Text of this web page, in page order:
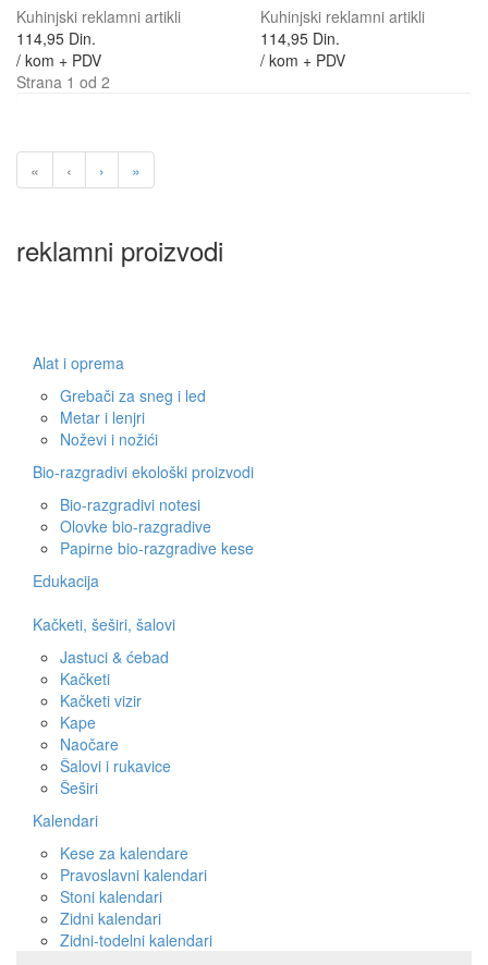
Kuhinjski reklamni artikli
114,95 Din.
/ kom + PDV
Kuhinjski reklamni artikli
114,95 Din.
/ kom + PDV
Strana 1 od 2
« ‹ › »
reklamni proizvodi
Alat i oprema
Grebači za sneg i led
Metar i lenjri
Noževi i nožići
Bio-razgradivi ekološki proizvodi
Bio-razgradivi notesi
Olovke bio-razgradive
Papirne bio-razgradive kese
Edukacija
Kačketi, šeširi, šalovi
Jastuci & ćebad
Kačketi
Kačketi vizir
Kape
Naočare
Šalovi i rukavice
Šeširi
Kalendari
Kese za kalendare
Pravoslavni kalendari
Stoni kalendari
Zidni kalendari
Zidni-todelni kalendari